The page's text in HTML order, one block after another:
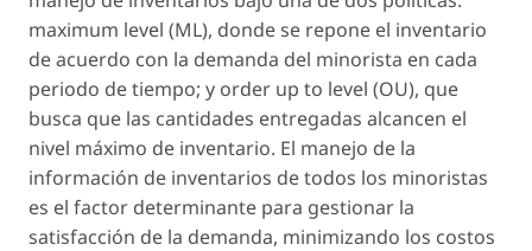
maximum level (ML), donde se repone el inventario
de acuerdo con la demanda del minorista en cada
periodo de tiempo; y order up to level (OU), que
busca que las cantidades entregadas alcancen el
nivel máximo de inventario. El manejo de la
información de inventarios de todos los minoristas
es el factor determinante para gestionar la
satisfacción de la demanda, minimizando los costos